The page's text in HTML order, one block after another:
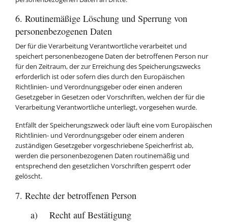
6. Routinemäßige Löschung und Sperrung von
personenbezogenen Daten
Der für die Verarbeitung Verantwortliche verarbeitet und
speichert personenbezogene Daten der betroffenen Person nur
für den Zeitraum, der zur Erreichung des Speicherungszwecks
erforderlich ist oder sofern dies durch den Europäischen
Richtlinien- und Verordnungsgeber oder einen anderen
Gesetzgeber in Gesetzen oder Vorschriften, welchen der für die
Verarbeitung Verantwortliche unterliegt, vorgesehen wurde.
Entfällt der Speicherungszweck oder läuft eine vom Europäischen
Richtlinien- und Verordnungsgeber oder einem anderen
zuständigen Gesetzgeber vorgeschriebene Speicherfrist ab,
werden die personenbezogenen Daten routinemäßig und
entsprechend den gesetzlichen Vorschriften gesperrt oder
gelöscht.
7. Rechte der betroffenen Person
a) Recht auf Bestätigung